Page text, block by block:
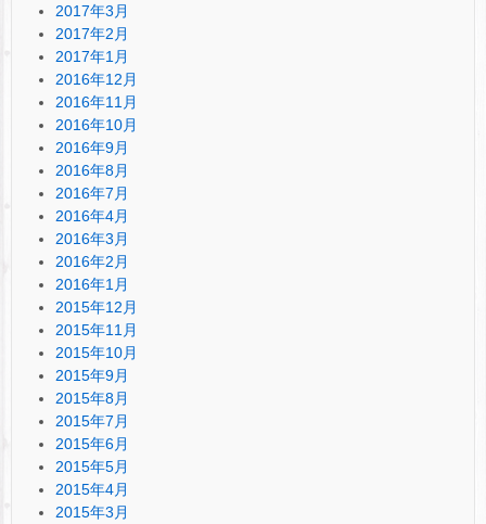
2017年3月
2017年2月
2017年1月
2016年12月
2016年11月
2016年10月
2016年9月
2016年8月
2016年7月
2016年4月
2016年3月
2016年2月
2016年1月
2015年12月
2015年11月
2015年10月
2015年9月
2015年8月
2015年7月
2015年6月
2015年5月
2015年4月
2015年3月